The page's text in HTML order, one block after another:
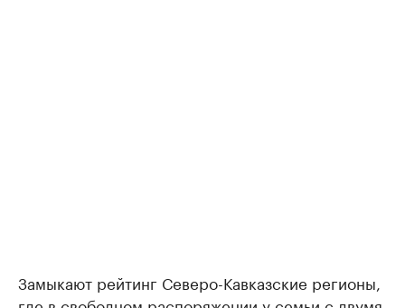
Замыкают рейтинг Северо-Кавказские регионы,